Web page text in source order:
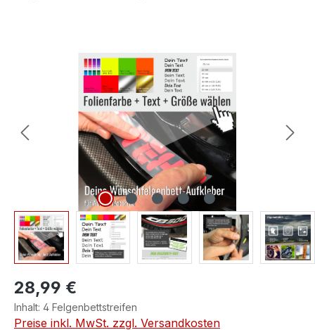
Bildergalerie überspringen
28,99 €
Inhalt: 4 Felgenbettstreifen
Preise inkl. MwSt. zzgl. Versandkosten